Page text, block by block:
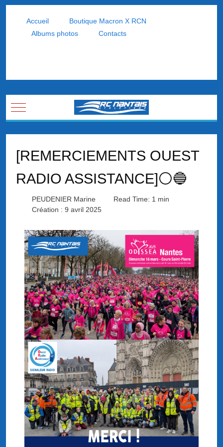
Accueil
Boutique Macron X RCN
Albums photos
Contacts
Mobile Menu Toggle
[REMERCIEMENTS OUEST
RADIO ASSISTANCE]⚪🔵
PEUDENIER Marine
Read Time: 1 min
Création : 9 avril 2025